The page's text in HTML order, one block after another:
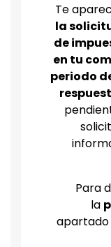
Te
la
de
en tu
periodo
Para
la
apartado